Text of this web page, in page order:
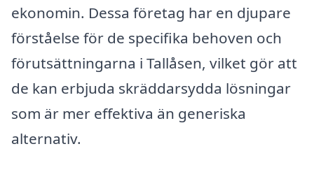
ekonomin. Dessa företag har en djupare
förståelse för de specifika behoven och
förutsättningarna i Tallåsen, vilket gör att
de kan erbjuda skräddarsydda lösningar
som är mer effektiva än generiska
alternativ.